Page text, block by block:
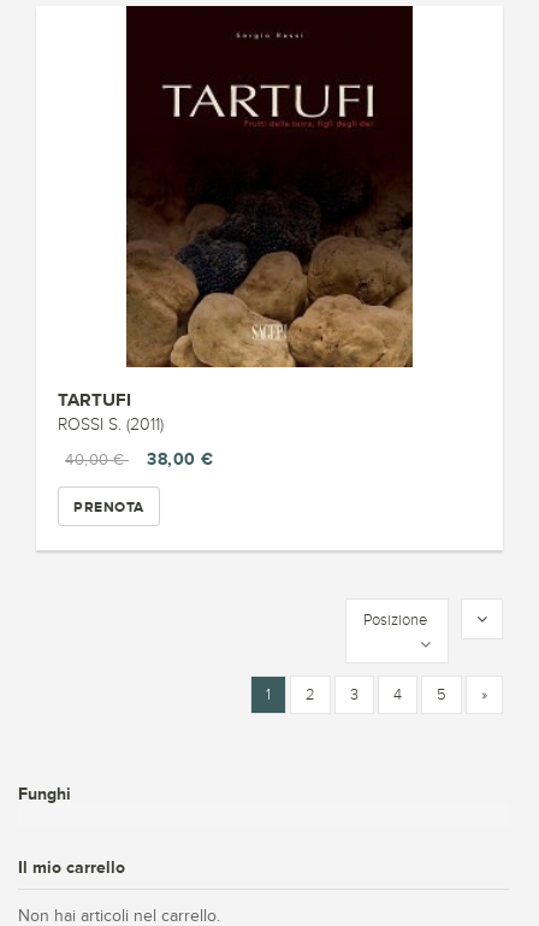
TARTUFI
ROSSI S. (2011)
40,00 €
38,00 €
PRENOTA
Posizione
1 2 3 4 5 »
Funghi
Il mio carrello
Non hai articoli nel carrello.